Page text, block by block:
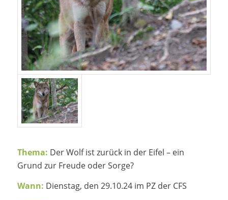
Thema: Der Wolf ist zurück in der Eifel – ein
Grund zur Freude oder Sorge?
Wann: Dienstag, den 29.10.24 im PZ der CFS